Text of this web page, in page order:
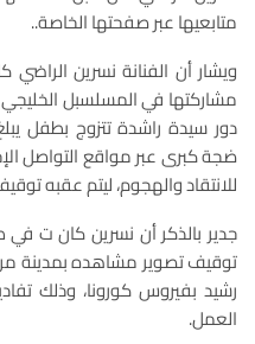
متابعيها عبر صفحتها الخاصة..
ويشار أن الفنانة نسرين
مشاركتها في المسلسبل
ضجة كبرى عبر مواقع التواصل
للانتقاد والهجوم، ليتم عقبه
جدير بالذكر أن نسرين كان ت
توقيف تصوير مشاهده بمدينة
رشيد بفيروس كورونا، وذلك
العمل.